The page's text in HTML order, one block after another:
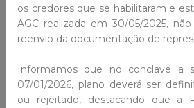
os credores que se habilitaram e
AGC realizada em 30/05/2025,
reenvio da documentação de
Informamos que no conclave a
07/01/2026, plano deverá ser
ou rejeitado, destacando que a